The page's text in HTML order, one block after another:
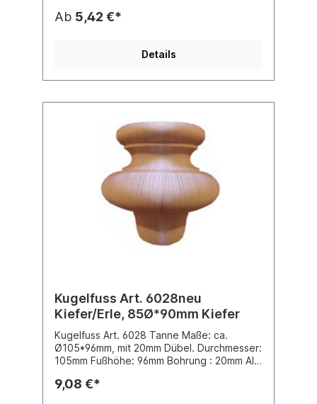
Ab 5,42 €*
Details
Kugelfuss Art. 6028neu
Kiefer/Erle, 85Ø*90mm Kiefer
Kugelfuss Art. 6028 Tanne Maße: ca.
Ø105*96mm, mit 20mm Dübel. Durchmesser:
105mm Fußhöhe: 96mm Bohrung : 20mm Alle
Befestigungsdübel aus Buche, sauber
9,08 €*